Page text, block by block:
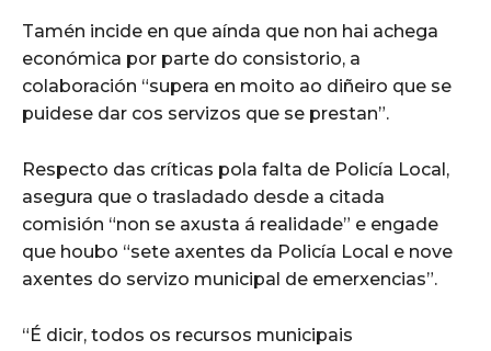
Tamén incide en que aínda que non hai achega
económica por parte do consistorio, a
colaboración “supera en moito ao diñeiro que se
puidese dar cos servizos que se prestan”.
Respecto das críticas pola falta de Policía Local,
asegura que o trasladado desde a citada
comisión “non se axusta á realidade” e engade
que houbo “sete axentes da Policía Local e nove
axentes do servizo municipal de emerxencias”.
“É dicir, todos os recursos municipais